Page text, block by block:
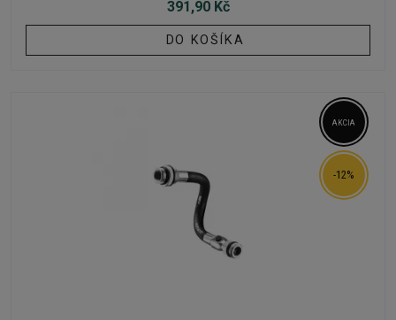
391,90 Kč
DO KOŠÍKA
AKCIA
-12%